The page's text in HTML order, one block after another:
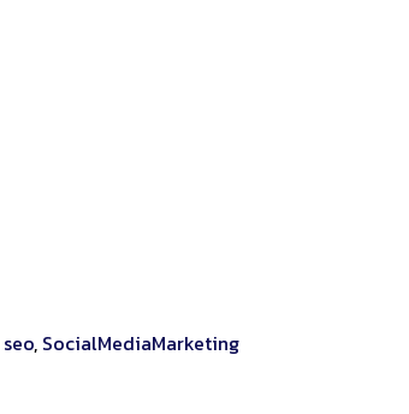
seo, SocialMediaMarketing